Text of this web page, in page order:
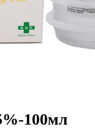
100мл